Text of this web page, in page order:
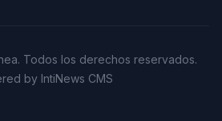
Todos los derechos reservados.
by IntiNews CMS